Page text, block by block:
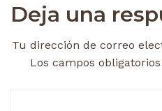
Deja una
Tu dirección de correo
Los campos